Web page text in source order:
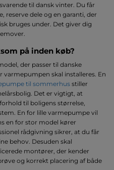
til dansk vinter. Du får
reserve dele og en garanti, der
bruges under. Det giver dig
på inden køb?
der passer til danske
varmepumpen skal installeres. En
til sommerhus stiller
Det er vigtigt, at
til boligens størrelse,
En for lille varmepumpe vil
en for stor model kører
rådgivning sikrer, at du får
behov. Desuden skal
montører, der kender
og korrekt placering af både